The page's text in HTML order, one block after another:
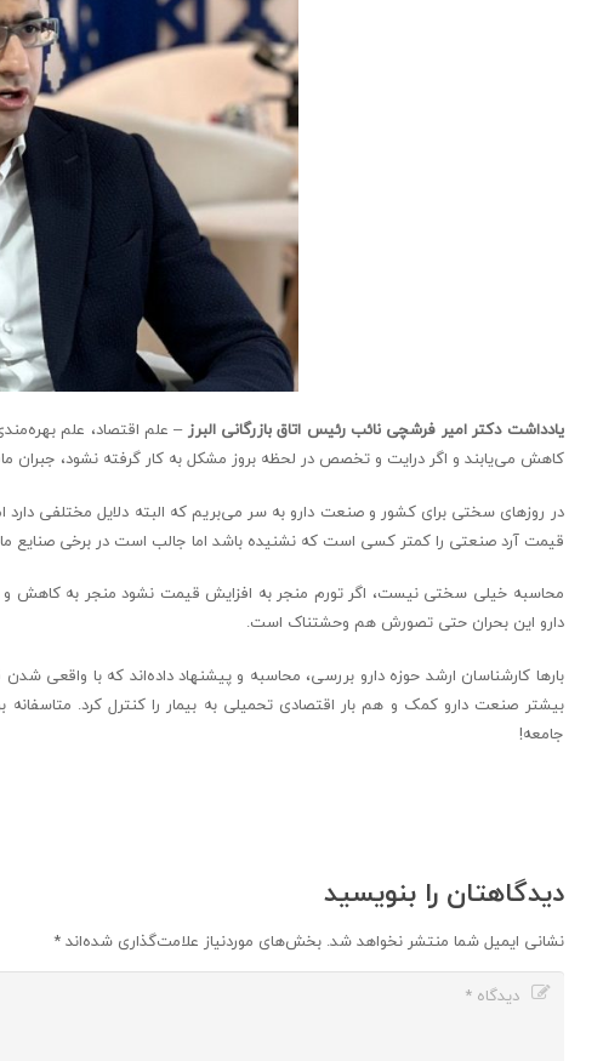
یادداشت دکتر امیر فرشچی نائب رئیس اتاق بازرگانی البرز– علم اقتصاد، علم
کاهش می‌یابند و اگر درایت و تخصص در لحظه بروز مشکل به کار گرفته نشود، جبران
در روزهای سختی برای کشور و صنعت دارو به سر می‌بریم که البته دلایل مختلفی دارد
قیمت آرد صنعتی را کمتر کسی است که نشنیده باشد اما جالب است در برخی صنایع
محاسبه خیلی سختی نیست، اگر تورم منجر به افزایش قیمت نشود منجر به کاهش
دارو این بحران حتی تصورش هم وحشتناک است.
بارها کارشناسان ارشد حوزه دارو بررسی، محاسبه و پیشنهاد داده‌اند که با
بیشتر صنعت دارو کمک و هم بار اقتصادی تحمیلی به بیمار را کنترل کرد.
جامعه!
دیدگاهتان را بنویسید
نشانی ایمیل شما منتشر نخواهد شد. بخش‌های موردنیاز علامت‌گذاری شده‌اند*